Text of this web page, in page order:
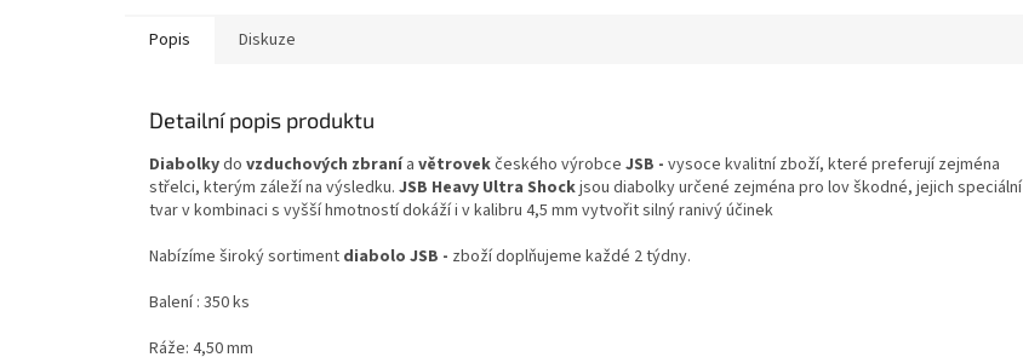
Popis Diskuze
Detailní popis produktu
Diabolkydo vzduchových zbranía větrovekčeského výrobce JSB - vysoce kvalitní zboží, které preferují zejména
střelci, kterým záleží na výsledku. JSB Heavy Ultra Shockjsou diabolky určené zejména pro lov škodné, jejich speciální
tvar v kombinaci s vyšší hmotností dokáží i v kalibru 4,5 mm vytvořit silný ranivý účinek
Nabízíme široký sortiment diabolo JSB - zboží doplňujeme každé 2 týdny.
Balení : 350 ks
Ráže: 4,50 mm